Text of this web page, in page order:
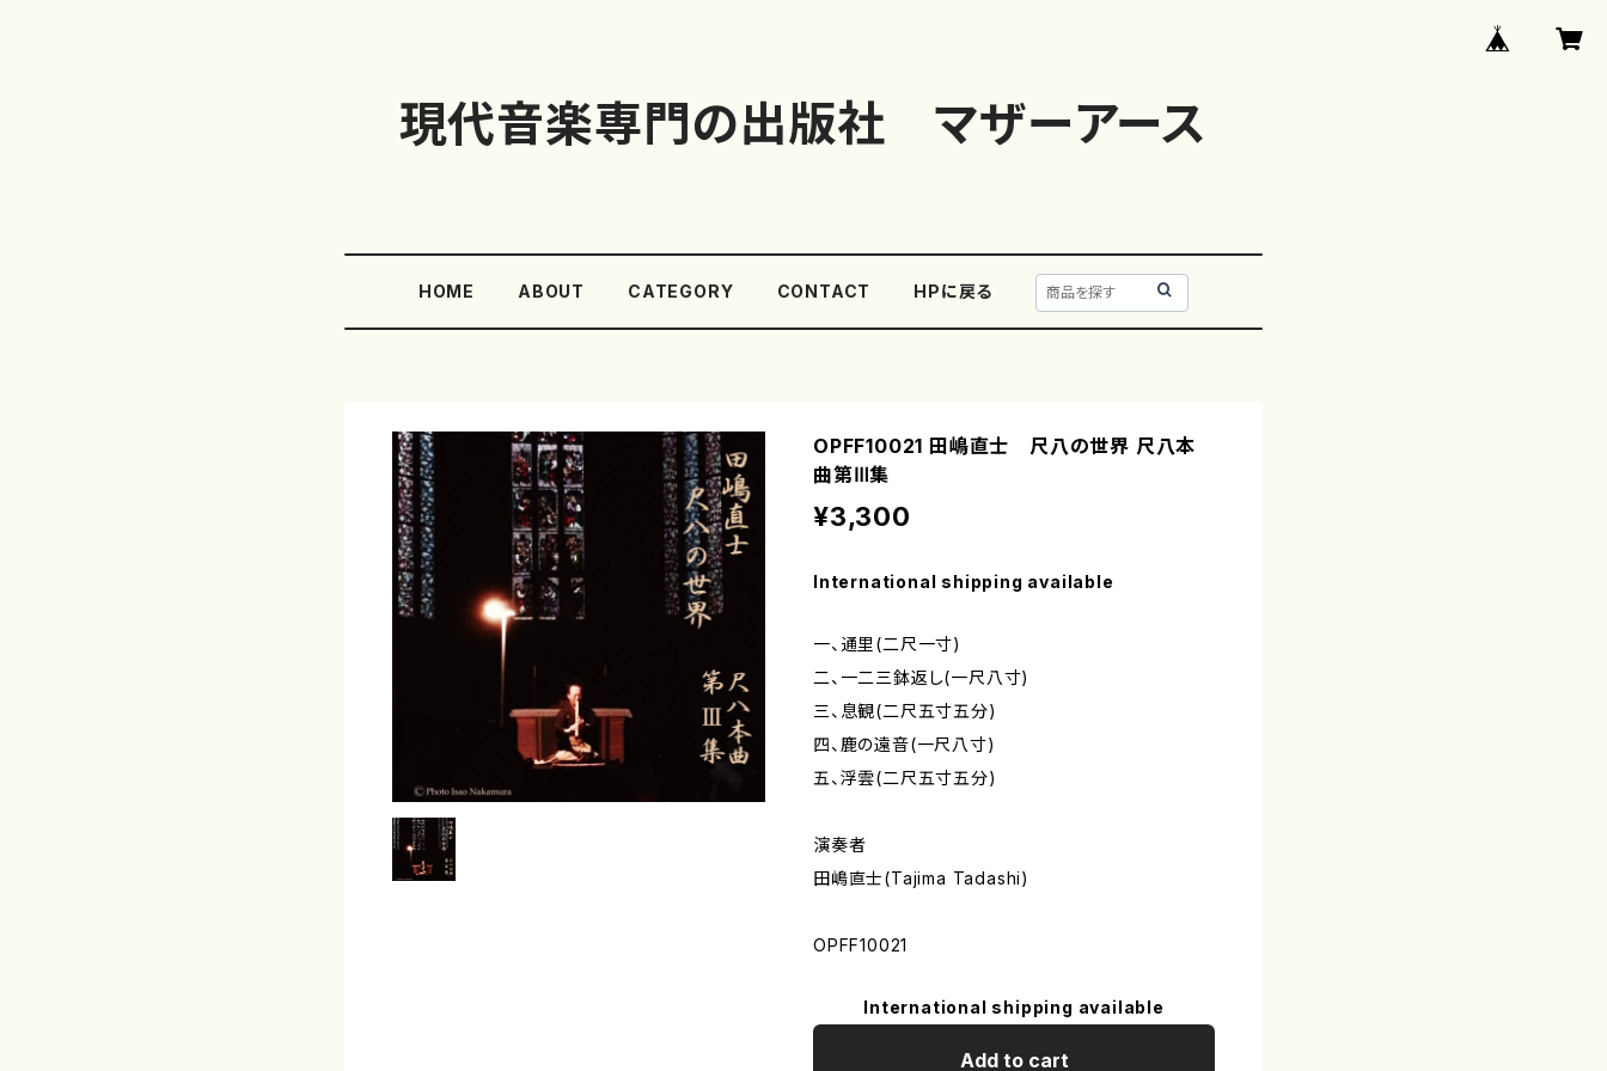
現代音楽専門の出版社 マザーアース
HOME ABOUT CATEGORY CONTACT HPに戻る
OPFF10021 田嶋直士 尺八の世界 尺八本
曲第Ⅲ集
¥3,300
International shipping available
一、通里(二尺一寸)
二、一二三鉢返し(一尺八寸)
三、息観(二尺五寸五分)
四、鹿の遠音(一尺八寸)
五、浮雲(二尺五寸五分)
演奏者
田嶋直士(Tajima Tadashi)
OPFF10021
International shipping available
Add to cart